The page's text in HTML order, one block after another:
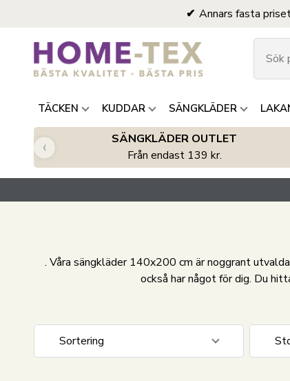
Annars fasta
TÄCKEN KUDDAR SÄNGKLÄDER
SÄNGKLÄDER OUTLET
Från endast 139 kr.
‹
. Våra sängkläder 140x200 cm är noggrant
också har något för dig. Du
Sortering